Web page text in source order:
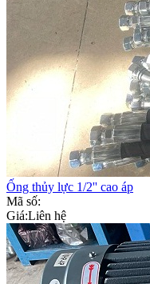
Ống thủy lực 1/2'' cao áp
Mã số:
Giá:Liên hệ